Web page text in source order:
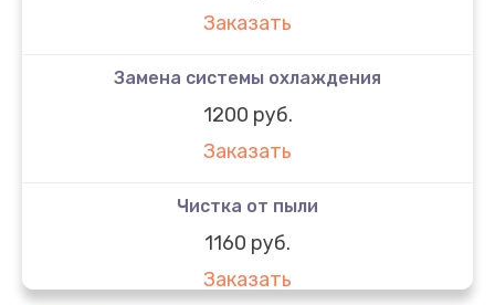
Заказать
Замена системы охлаждения
1200 руб.
Заказать
Чистка от пыли
1160 руб.
Заказать